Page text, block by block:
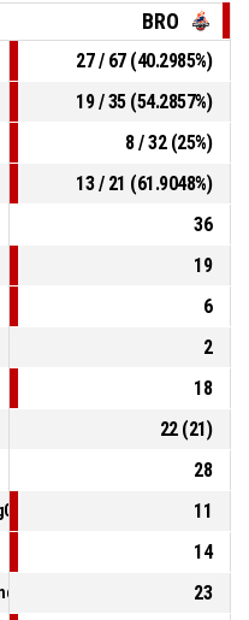
BRO
27 / 67 (40.2985%)
19 / 35 (54.2857%)
8 / 32 (25%)
13 / 21 (61.9048%)
36
19
6
2
18
22 (21)
28
11
14
23